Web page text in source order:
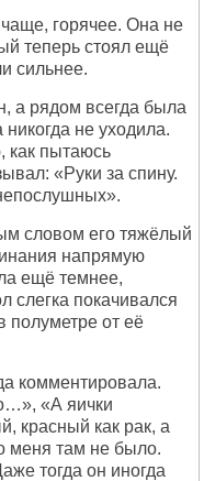
горячее. Она не
теперь стоял ещё
сильнее.
а рядом всегда была
не уходила.
как пытаюсь
«Руки за спину.
словом его тяжёлый
напрямую
ещё темнее,
слегка покачивался
полуметре от её
комментировала.
«А яички
красный как рак, а
меня там не было.
тогда он иногда